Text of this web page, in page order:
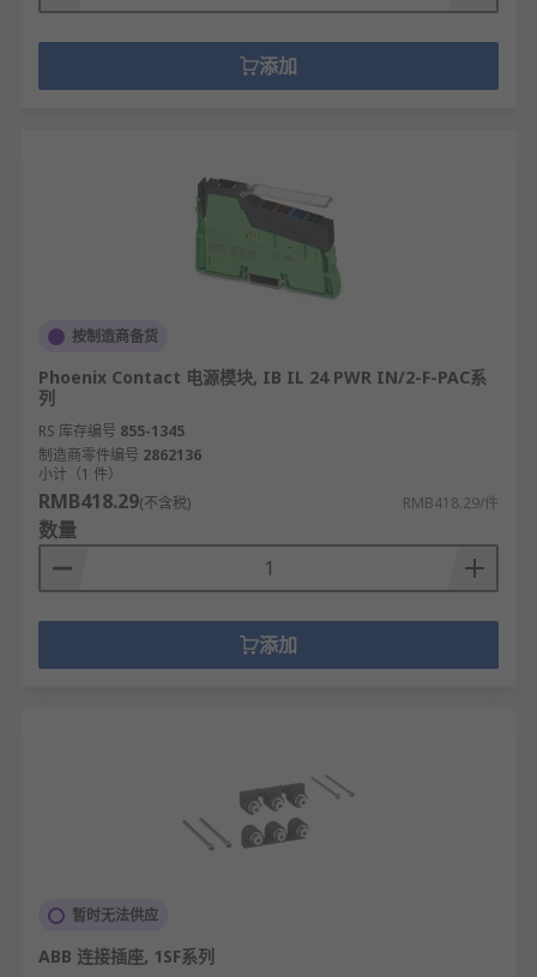
添加
按制造商备货
Phoenix Contact 电源模块, IB IL 24 PWR IN/2-F-PAC系
列
RS 库存编号 855-1345
制造商零件编号 2862136
小计（1 件）
RMB418.29(不含税) RMB418.29/件
数量
添加
暂时无法供应
ABB 连接插座, 1SF系列